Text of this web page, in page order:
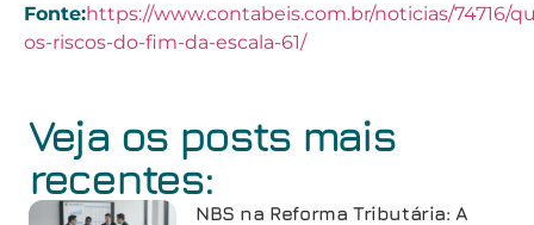
Veja os posts mais
recentes:
NBS na Reforma Tributária: A
Fonte:https://www.contabeis.com.br/noticias/74716/
os-riscos-do-fim-da-escala-61/